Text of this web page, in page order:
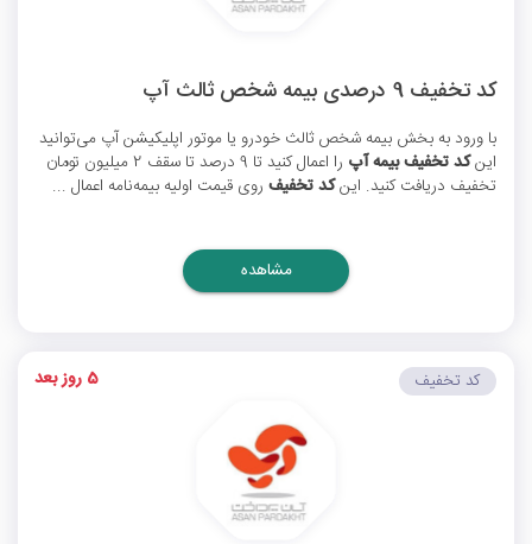
کد تخفیف 9 درصدی بیمه شخص ثالث آپ
با ورود به بخش بیمه شخص ثالث خودرو یا موتور اپلیکیشن آپ می‌توانید
اینکد تخفیف بیمه آپ
را اعمال کنید تا 9 درصد تا سقف 2 میلیون تومان
تخفیف دریافت کنید. اینکد تخفیف روی قیمت اولیه بیمه‌نامه اعمال ...
مشاهده
کد تخفیف 5 روز بعد